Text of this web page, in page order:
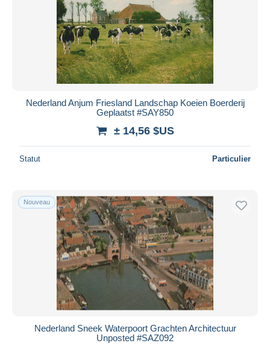
Nederland Anjum Friesland Landschap Koeien Boerderij
Geplaatst #SAY850
± 14,56 $US
Statut Particulier
Nouveau
Nederland Sneek Waterpoort Grachten Architectuur
Unposted #SAZ092